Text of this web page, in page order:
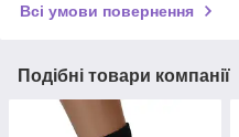
Всі умови повернення
Подібні товари компанії